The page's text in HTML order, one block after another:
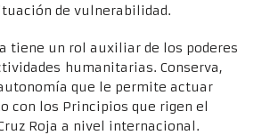
de vulnerabilidad.
tiene un rol auxiliar de los poderes
humanitarias. Conserva,
que le permite actuar
con los Principios que rigen el
Roja a nivel internacional.